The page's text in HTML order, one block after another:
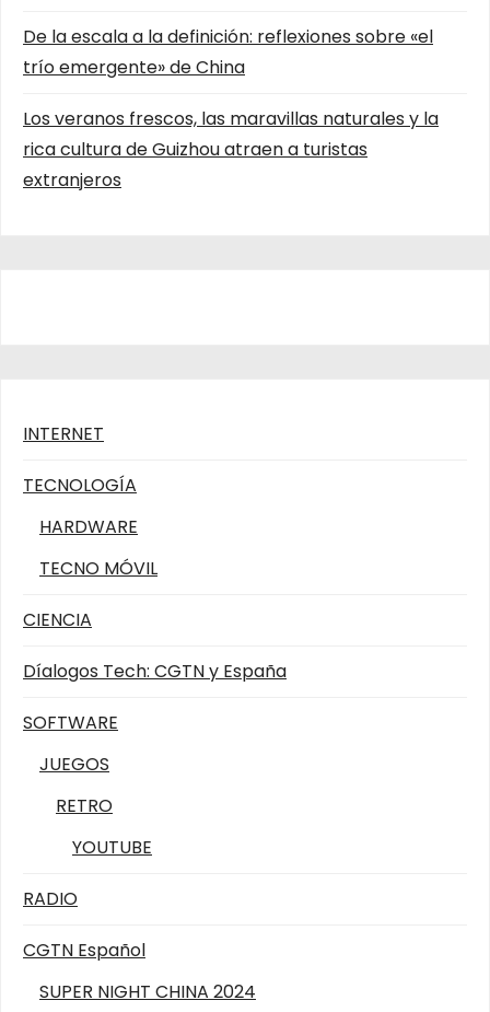
De la escala a la definición: reflexiones sobre «el
trío emergente» de China
Los veranos frescos, las maravillas naturales y la
rica cultura de Guizhou atraen a turistas
extranjeros
INTERNET
TECNOLOGÍA
HARDWARE
TECNO MÓVIL
CIENCIA
Díalogos Tech: CGTN y España
SOFTWARE
JUEGOS
RETRO
YOUTUBE
RADIO
CGTN Español
SUPER NIGHT CHINA 2024